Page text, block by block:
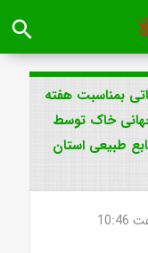
search
بمناسبت هفته
خاک توسط
طبیعی استان